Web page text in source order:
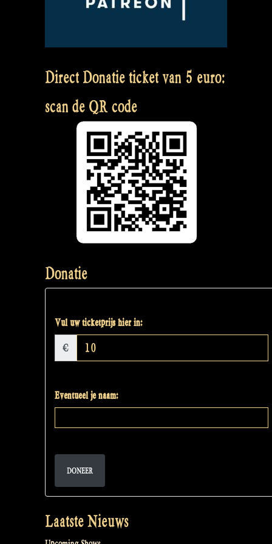
Direct Donatie ticket van 5 euro:
scan de QR code
Donatie
Vul uw ticketprijs hier in:
€
Eventueel je naam:
DONEER
Laatste Nieuws